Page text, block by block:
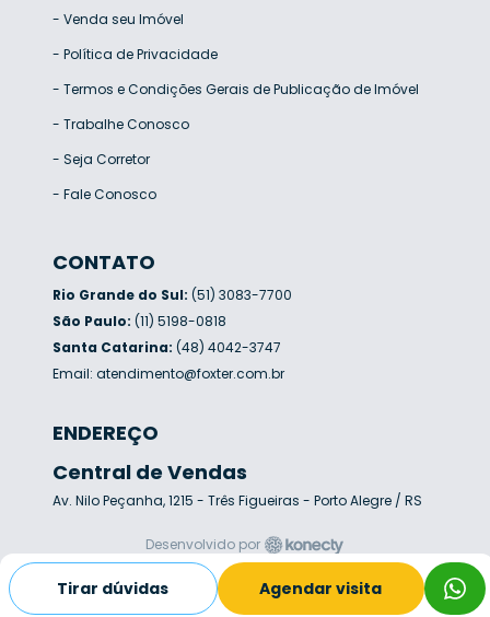
Tirar dúvidas Agendar visita
- Venda seu Imóvel
- Política de Privacidade
- Termos e Condições Gerais de Publicação de Imóvel
- Trabalhe Conosco
- Seja Corretor
- Fale Conosco
CONTATO
Rio Grande do Sul: (51) 3083-7700
São Paulo: (11) 5198-0818
Santa Catarina: (48) 4042-3747
Email: atendimento@foxter.com.br
ENDEREÇO
Central de Vendas
Av. Nilo Peçanha, 1215 - Três Figueiras - Porto Alegre / RS
Desenvolvido por